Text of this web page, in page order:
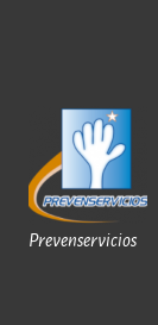
Prevenservicios